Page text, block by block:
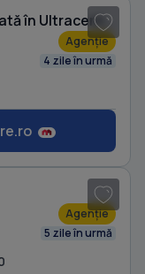
Garsonieră decomandată, mobilată în Ultracentral
Agenție
4 zile în urmă
Agenție
5 zile în urmă